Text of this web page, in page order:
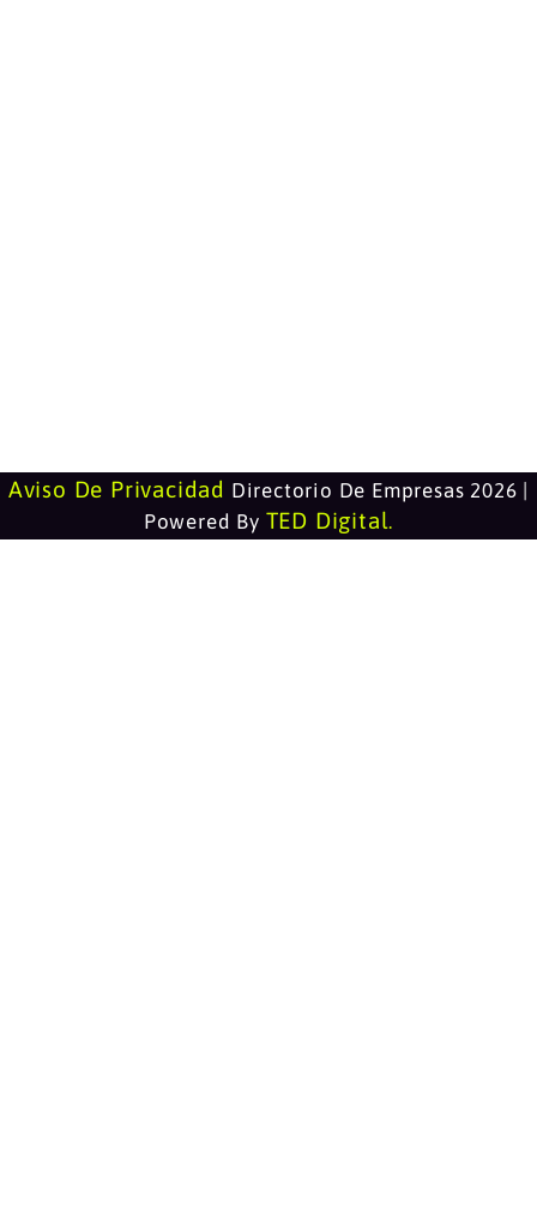
Aviso De Privacidad Directorio De Empresas 2026 |
Powered By TED Digital.